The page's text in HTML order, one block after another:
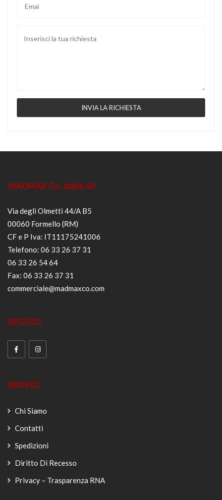
MADMAX Co. Italia Srl
Via degli Olmetti 44/A B5
00060 Formello (RM)
CF e P Iva: IT11175241006
Telefono: 06 33 26 37 31
06 33 26 54 64
Fax: 06 33 26 37 31
commerciale@madmaxco.com
SEGUICI
SERVIZI
Chi Siamo
Contatti
Spedizioni
Diritto Di Recesso
Privacy – Trasparenza RNA